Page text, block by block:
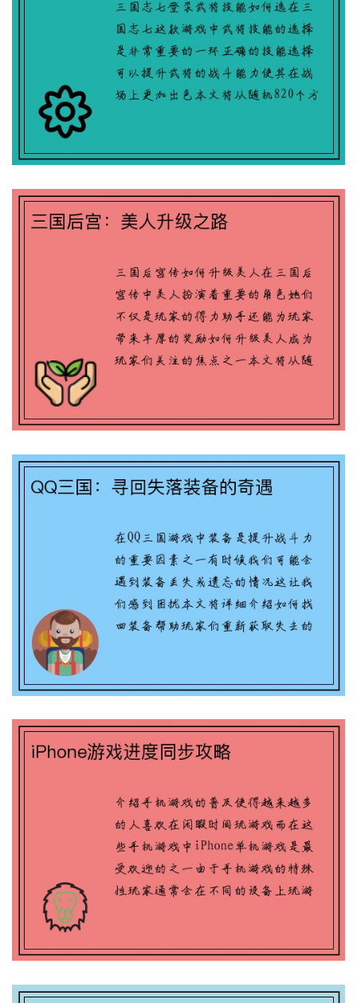
三国后宫：美人升级之路
QQ三国：寻回失落装备的奇遇
IPhone游戏进度同步攻略
黑暗女王：阴影崛起黑暗女王：不朽之夜
黑暗女王：亡者归来之怒黑暗女王：湮灭
之战黑暗女王：深渊召唤师